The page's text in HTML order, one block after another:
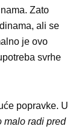
Zato
ali se
je ovo
svrhe
popravke. U
malo radi pred